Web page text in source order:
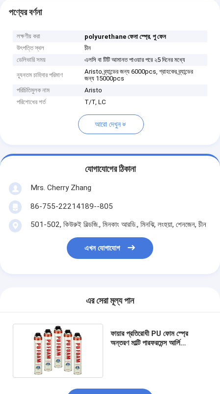
পণ্যের বর্ণনা
লক্ষণীয় করা polyurethane ফেনা স্প্রে,পু ফেন
উৎপত্তি স্থল
চীন
ডেলিভারি সময়
এলসি বা টিটি আমানত পাওয়ার পরে ২5 দিনের মধ্যে
ন্যূনতম চাহিদার পরিমাণ
Aristo ব্র্যান্ডের জন্য 6000pcs, গ্রাহকের ব্র্যান্ডের
জন্য 15000pcs
পরিচিতিমুলক নাম
Aristo
পরিশোধের শর্ত
T/T, LC
আরো দেখুন
যোগাযোগের ঠিকানা
Mrs. Cherry Zhang
86-755-22214189--805
501-502, কিউরুই বিল্ডজি., মিনকাং আরডি., মিনঝি, লংহুয়া, শেনজেন, চীন
এখন যোগাযোগ
এর সেরা মূল্য পান
ফায়ার প্রতিরোধী PU ফোম স্প্রে
অন্তরণ মাল্টি পারফরমেন্স আর্লি